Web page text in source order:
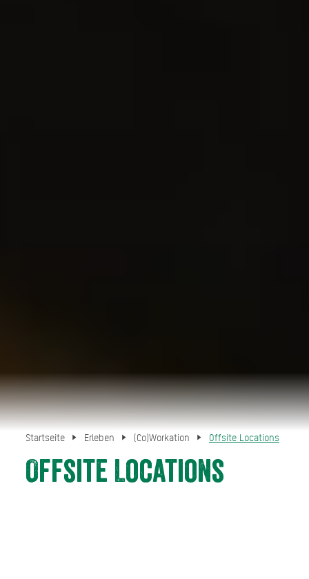
Startseite Erleben (Co)Workation Offsite Locations
Offsite Locations